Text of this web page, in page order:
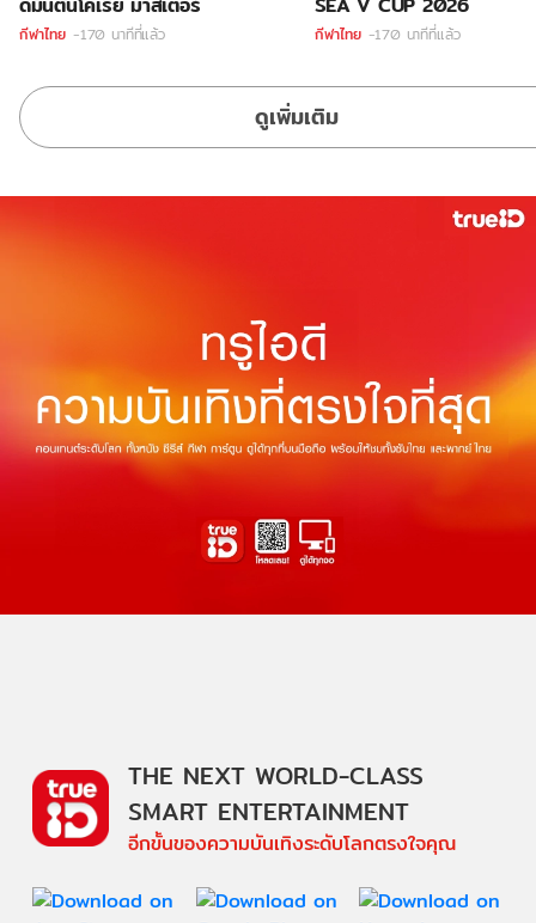
กีฬาไทย -170 นาทีที่แล้ว กีฬาไทย -170 นาทีที่แล้ว
ดูเพิ่มเติม
THE NEXT WORLD-CLASS
SMART ENTERTAINMENT
อีกขั้นของความบันเทิงระดับโลกตรงใจคุณ